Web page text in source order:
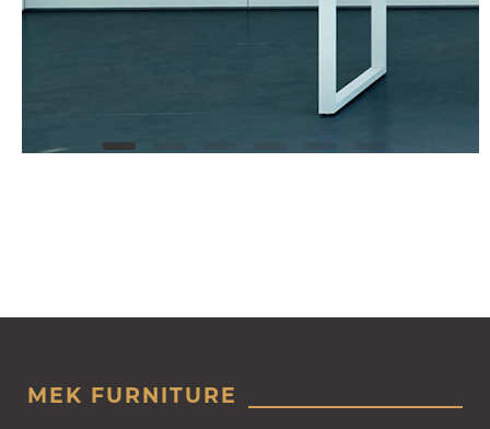
MEK FURNITURE